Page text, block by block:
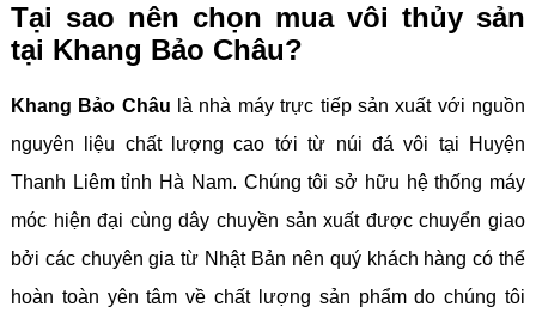
Tại sao nên chọn mua vôi thủy sản
tại Khang Bảo Châu?
Khang Bảo Châu là nhà máy trực tiếp sản xuất với nguồn
nguyên liệu chất lượng cao tới từ núi đá vôi tại Huyện
Thanh Liêm tỉnh Hà Nam. Chúng tôi sở hữu hệ thống máy
móc hiện đại cùng dây chuyền sản xuất được chuyển giao
bởi các chuyên gia từ Nhật Bản nên quý khách hàng có thể
hoàn toàn yên tâm về chất lượng sản phẩm do chúng tôi